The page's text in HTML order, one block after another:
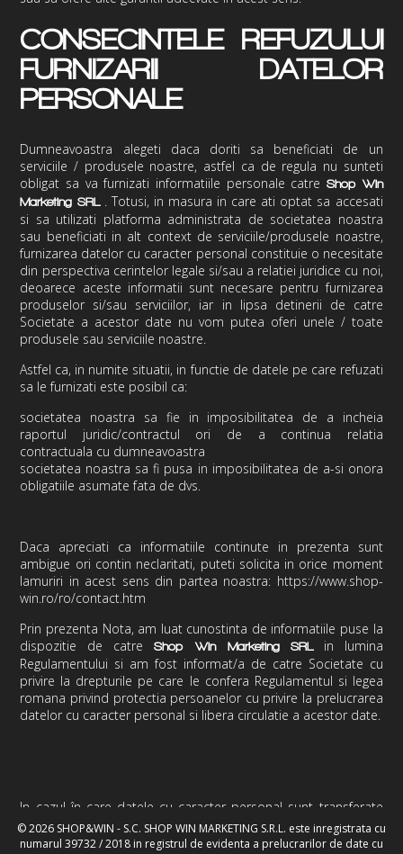
CONSECINTELE REFUZULUI
FURNIZARII DATELOR
PERSONALE
Dumneavoastra alegeti daca doriti sa beneficiati de un
serviciile / produsele noastre, astfel ca de regula nu sunteti
obligat sa va furnizati informatiile personale catre Shop Win
Marketing SRL .Totusi, in masura in care ati optat sa accesati
si sa utilizati platforma administrata de societatea noastra
sau beneficiati in alt context de serviciile/produsele noastre,
furnizarea datelor cu caracter personal constituie o necesitate
din perspectiva cerintelor legale si/sau a relatiei juridice cu noi,
deoarece aceste informatii sunt necesare pentru furnizarea
produselor si/sau serviciilor, iar in lipsa detinerii de catre
Societate a acestor date nu vom putea oferi unele / toate
produsele sau serviciile noastre.
Astfel ca, in numite situatii, in functie de datele pe care refuzati
sa le furnizati este posibil ca:
societatea noastra sa fie in imposibilitatea de a incheia
raportul juridic/contractul ori de a continua relatia
contractuala cu dumneavoastra
societatea noastra sa fi pusa in imposibilitatea de a-si onora
obligatiile asumate fata de dvs.
Daca apreciati ca informatiile continute in prezenta sunt
ambigue ori contin neclaritati, puteti solicita in orice moment
lamuriri in acest sens din partea noastra: https://www.shop-
win.ro/ro/contact.htm
Prin prezenta Nota, am luat cunostinta de informatiile puse la
dispozitie de catreShop Win Marketing SRL
in lumina
Regulamentului si am fost informat/a de catre Societate cu
privire la drepturile pe care le confera Regulamentul si legea
romana privind protectia persoanelor cu privire la prelucrarea
datelor cu caracter personal si libera circulatie a acestor date.
In cazul în care datele cu caracter personal sunt transferate
către o țară terță sau o organizație internațională, are dreptul
să fie informat cu privire la garanțiile adecvate în temeiul
© 2026 SHOP&WIN - S.C. SHOP WIN MARKETING S.R.L. este inregistrata cu
numarul 39732 / 2018 in registrul de evidenta a prelucrarilor de date cu